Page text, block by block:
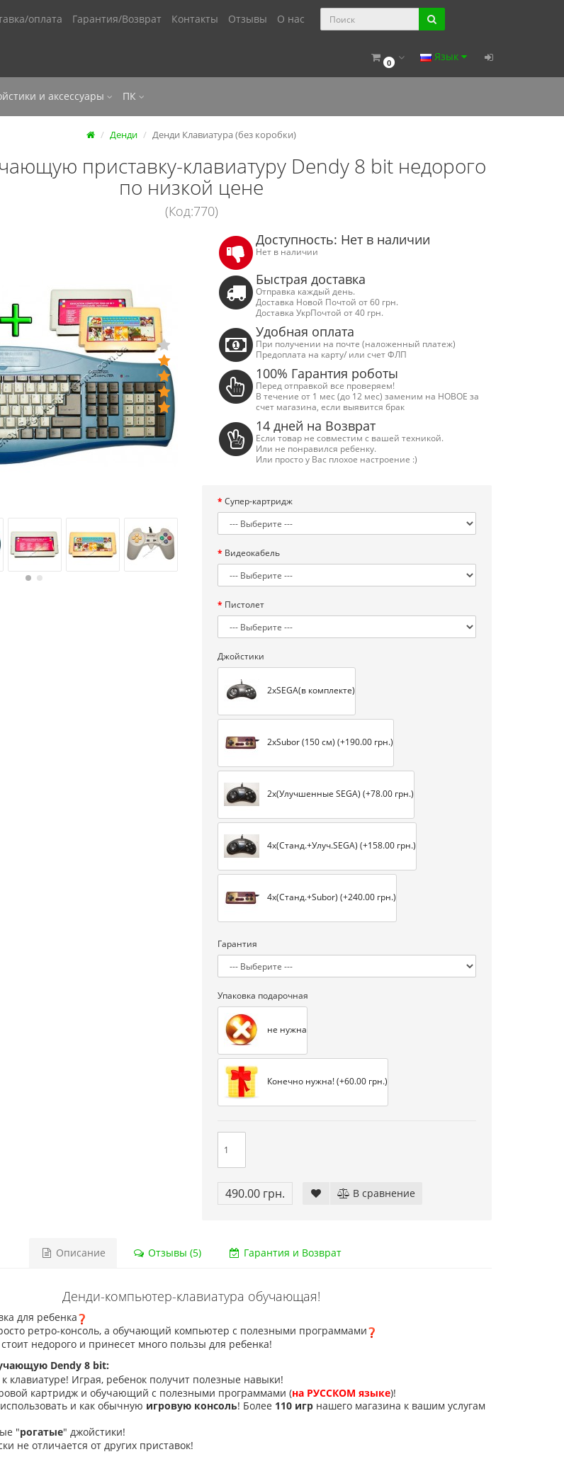
оплата Гарантия/Возврат Контакты Отзывы О нас
0 Язык
и аксессуары ПК
Денди TY PS-1 (+16 игр)
550.00 грн.
Денди Денди Клавиатура (без коробки)
приставку-клавиатуру Dendy 8 bit недорого
по низкой цене
(Код:770)
Доступность: Нет в наличии
Нет в наличии
Быстрая доставка
Отправка каждый день.
Доставка Новой Почтой от 60 грн.
Доставка УкрПочтой от 40 грн.
Удобная оплата
При получении на почте (наложенный платеж)
Предоплата на карту/ или счет ФЛП
100% Гарантия роботы
Перед отправкой все проверяем!
В течение от 1 мес (до 12 мес) заменим на НОВОЕ за
счет магазина, если выявится брак
14 дней на Возврат
Если товар не совместим с вашей техникой.
Или не понравился ребенку.
Или просто у Вас плохое настроение :)
Супер-картридж
Видеокабель
Пистолет
Джойстики
2хSEGA(в комплекте)
2хSubor (150 см) (+190.00 грн.)
2х(Улучшенные SEGA) (+78.00 грн.)
4х(Станд.+Улуч.SEGA) (+158.00 грн.)
4х(Станд.+Subor) (+240.00 грн.)
Гарантия
Упаковка подарочная
не нужна
Конечно нужна! (+60.00 грн.)
490.00 грн. В сравнение
Описание Отзывы (5) Гарантия и Возврат
Денди-компьютер-клавиатура обучающая!
для ребенка
ретро-консоль, а обучающий компьютер с полезными программами
недорого и принесет много пользы для ребенка!
Dendy 8 bit:
клавиатуре! Играя, ребенок получит полезные навыки!
картридж и обучающий с полезными программами (на РУССКОМ языке)!
и как ​обычную игровую консоль! Более 110 игрнашего магазина к вашим услугам
"рогатые" джойстики!
не отличается от других приставок!